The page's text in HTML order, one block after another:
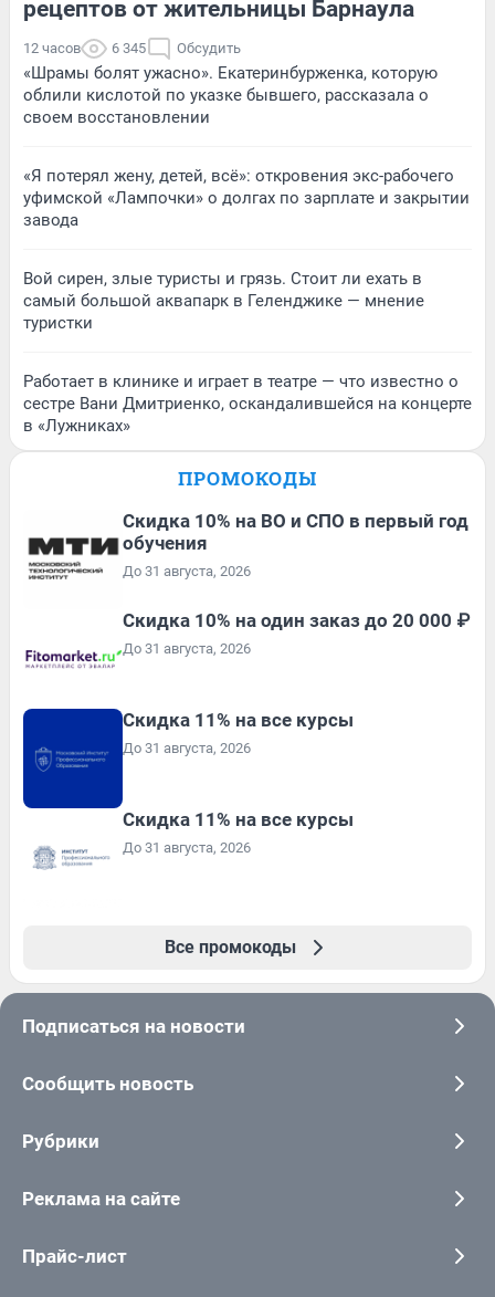
рецептов от жительницы Барнаула
12 часов 6 345 Обсудить
«Шрамы болят ужасно». Екатеринбурженка, которую
облили кислотой по указке бывшего, рассказала о
своем восстановлении
«Я потерял жену, детей, всё»: откровения экс-рабочего
уфимской «Лампочки» о долгах по зарплате и закрытии
завода
Вой сирен, злые туристы и грязь. Стоит ли ехать в
самый большой аквапарк в Геленджике — мнение
туристки
Работает в клинике и играет в театре — что известно о
сестре Вани Дмитриенко, оскандалившейся на концерте
в «Лужниках»
ПРОМОКОДЫ
Скидка 10% на ВО и СПО в первый год
обучения
До 31 августа, 2026
Скидка 10% на один заказ до 20 000 ₽
До 31 августа, 2026
Скидка 11% на все курсы
До 31 августа, 2026
Скидка 11% на все курсы
До 31 августа, 2026
Все промокоды
Подписаться на новости
Сообщить новость
Рубрики
Реклама на сайте
Прайс-лист